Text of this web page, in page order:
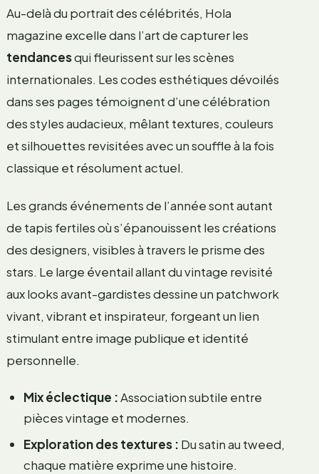
Au-delà du portrait des célébrités, Hola
magazine excelle dans l’art de capturer les
tendancesqui fleurissent sur les scènes
internationales. Les codes esthétiques dévoilés
dans ses pages témoignent d’une célébration
des styles audacieux, mêlant textures, couleurs
et silhouettes revisitées avec un souffle à la fois
classique et résolument actuel.
Les grands événements de l’année sont autant
de tapis fertiles où s’épanouissent les créations
des designers, visibles à travers le prisme des
stars. Le large éventail allant du vintage revisité
aux looks avant-gardistes dessine un patchwork
vivant, vibrant et inspirateur, forgeant un lien
stimulant entre image publique et identité
personnelle.
Mix éclectique :Association subtile entre
pièces vintage et modernes.
Exploration des textures : Du satin au tweed,
chaque matière exprime une histoire.